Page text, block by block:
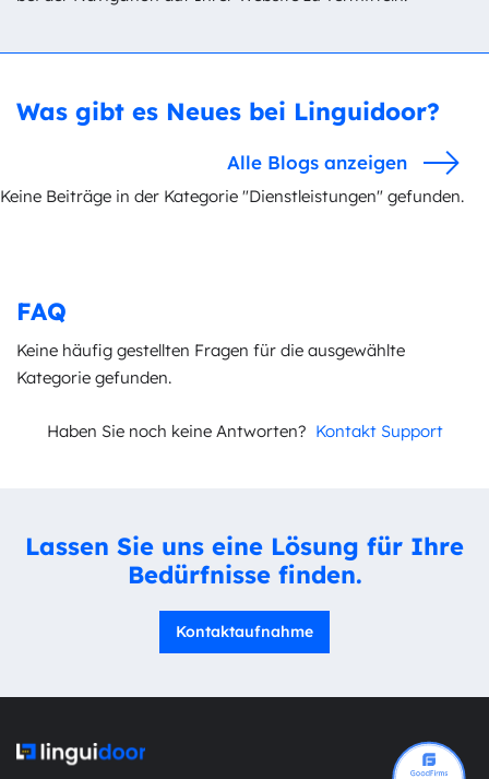
Was gibt es Neues bei Linguidoor?
Alle Blogs anzeigen
Keine Beiträge in der Kategorie "Dienstleistungen" gefunden.
FAQ
Keine häufig gestellten Fragen für die ausgewählte
Kategorie gefunden.
Haben Sie noch keine Antworten? Kontakt Support
Lassen Sie uns eine Lösung für Ihre
Bedürfnisse finden.
Kontaktaufnahme